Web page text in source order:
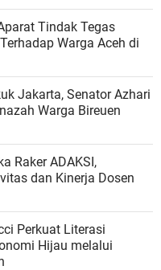
Tindak Tegas
Warga Aceh di
Jakarta, Senator Azhari
Warga Bireuen
Raker ADAKSI,
dan Kinerja Dosen
Perkuat Literasi
Hijau melalui